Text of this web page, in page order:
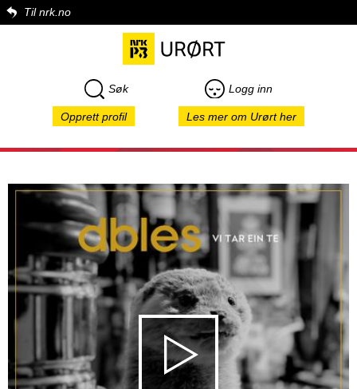
Til nrk.no
Søk Logg inn
Opprett profil Les mer om Urørt her